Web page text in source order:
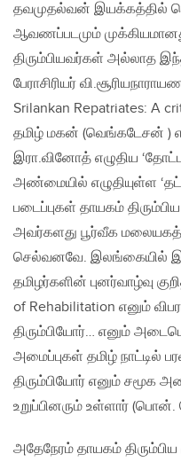
தவமுதல்வன் இயக்கத்தில்
ஆவணப்படமும்
திரும்பியவர்கள் அல்லாத
பேராசிரியர்
Srilankan Repatriates: A
தமிழ் மகன் (வெங்கடேசன் )
இரா.வினோத் எழுதிய
அண்மையில் எழுதியுள்ள
படைப்புகள் தாயகம்
அவர்களது பூர்வீக
செல்வனவே. இலங்கையில்
தமிழர்களின் புனர்வாழ்வு
of Rehabilitation எனும்
திரும்பியோர்… எனும்
அமைப்புகள் தமிழ் நாட்டில்
திரும்பியோர் எனும் சமூக
உறுப்பினரும் உள்ளார்
அதேநேரம் தாயகம்